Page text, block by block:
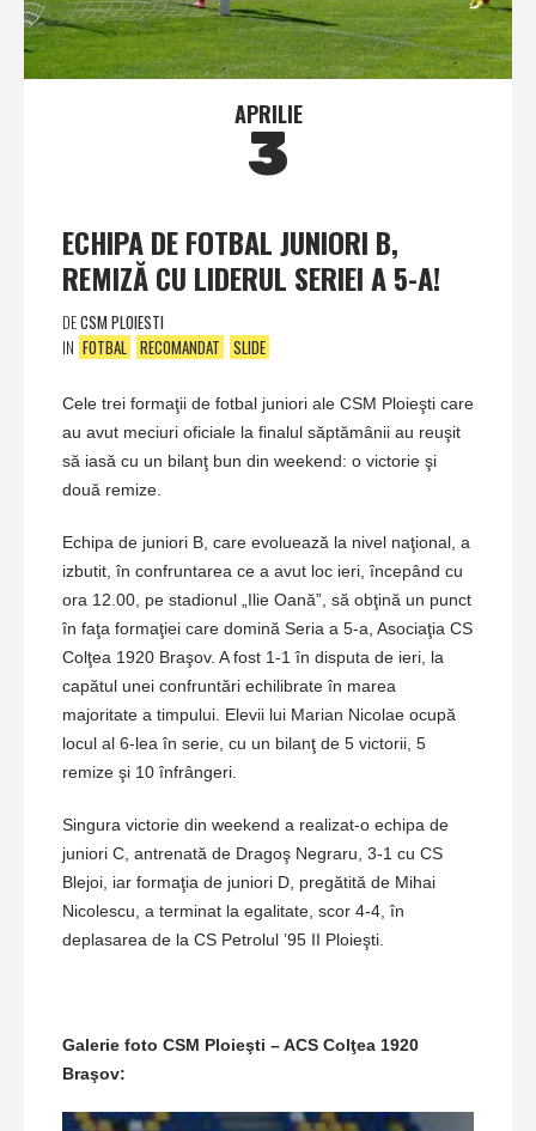
APRILIE
3
ECHIPA DE FOTBAL JUNIORI B,
REMIZĂ CU LIDERUL SERIEI A 5-A!
DECSM PLOIESTI
IN FOTBAL RECOMANDAT SLIDE
Cele trei formaţii de fotbal juniori ale CSM Ploieşti care
au avut meciuri oficiale la finalul săptămânii au reuşit
să iasă cu un bilanţ bun din weekend: o victorie şi
două remize.
Echipa de juniori B, care evoluează la nivel naţional, a
izbutit, în confruntarea ce a avut loc ieri, începând cu
ora 12.00, pe stadionul „Ilie Oană”, să obţină un punct
în faţa formaţiei care domină Seria a 5-a, Asociaţia CS
Colţea 1920 Braşov. A fost 1-1 în disputa de ieri, la
capătul unei confruntări echilibrate în marea
majoritate a timpului. Elevii lui Marian Nicolae ocupă
locul al 6-lea în serie, cu un bilanţ de 5 victorii, 5
remize şi 10 înfrângeri.
Singura victorie din weekend a realizat-o echipa de
juniori C, antrenată de Dragoş Negraru, 3-1 cu CS
Blejoi, iar formaţia de juniori D, pregătită de Mihai
Nicolescu, a terminat la egalitate, scor 4-4, în
deplasarea de la CS Petrolul ’95 II Ploieşti.
Galerie foto CSM Ploieşti – ACS Colţea 1920
Braşov: